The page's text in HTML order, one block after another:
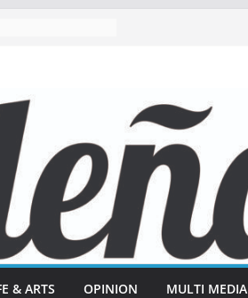
& ARTS OPINION MULTI MEDIA